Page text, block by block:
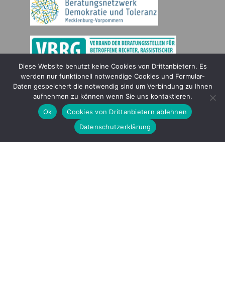
Gefördert durch
Diese Website benutzt keine Cookies von Drittanbietern. Es
werden nur funktionell notwendige Cookies und Formular-
Daten gespeichert die notwendig sind um Verbindung zu Ihnen
aufnehmen zu können wenn Sie uns kontaktieren.
Ok
Cookies von Drittanbietern ablehnen
Datenschutzerklärung